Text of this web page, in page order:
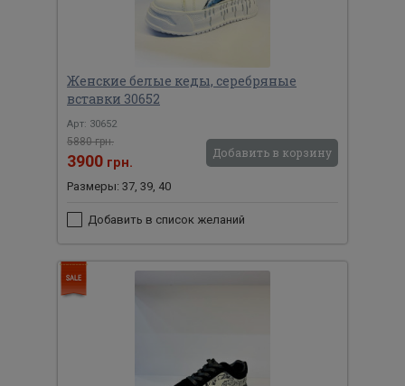
Женские белые кеды, серебряные
вставки 30652
Арт: 30652
5880 грн.
3900 грн.
Добавить в корзину
Размеры: 37, 39, 40
Добавить в список желаний